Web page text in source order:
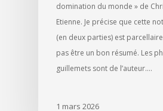
domination du monde » de
Etienne. Je précise que cette
(en deux parties) est
pas être un bon résumé. Les
guillemets sont de l’auteur.…
1 mars 2026